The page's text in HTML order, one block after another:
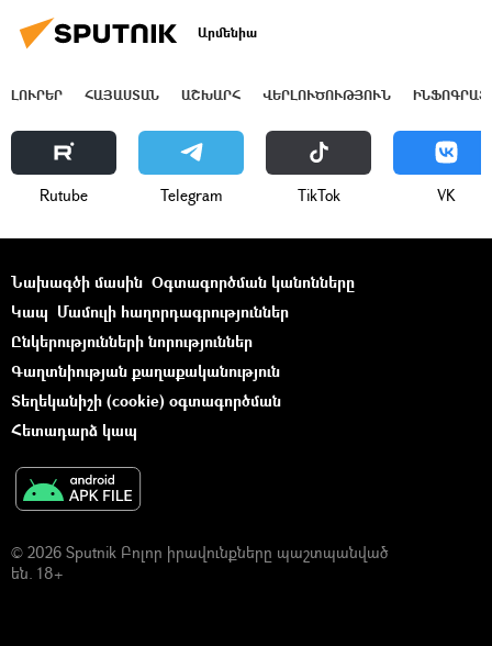
Արմենիա
ԼՈՒՐԵՐ ՀԱՅԱՍՏԱՆ ԱՇԽԱՐՀ ՎԵՐԼՈՒԾՈՒԹՅՈՒՆ
Rutube Telegram ТikТоk VK
Նախագծի մասին Օգտագործման կանոնները
Կապ Մամուլի հաղորդագրություններ
Ընկերությունների նորություններ
Գաղտնիության քաղաքականություն
Տեղեկանիշի (cookie) օգտագործման
Հետադարձ կապ
© 2026 Sputnik Բոլոր իրավունքները պաշտպանված
են. 18+